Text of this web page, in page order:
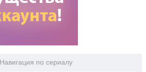
Навигация по сериалу